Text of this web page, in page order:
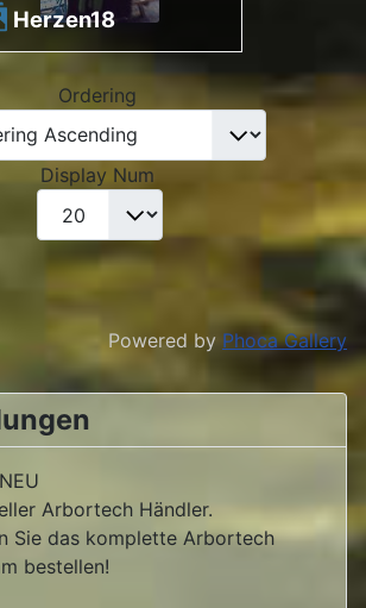
herzen18
Ordering
Display Num
Powered by Phoca Gallery
Arbortech Händler.
Sie das komplette Arbortech
bestellen!